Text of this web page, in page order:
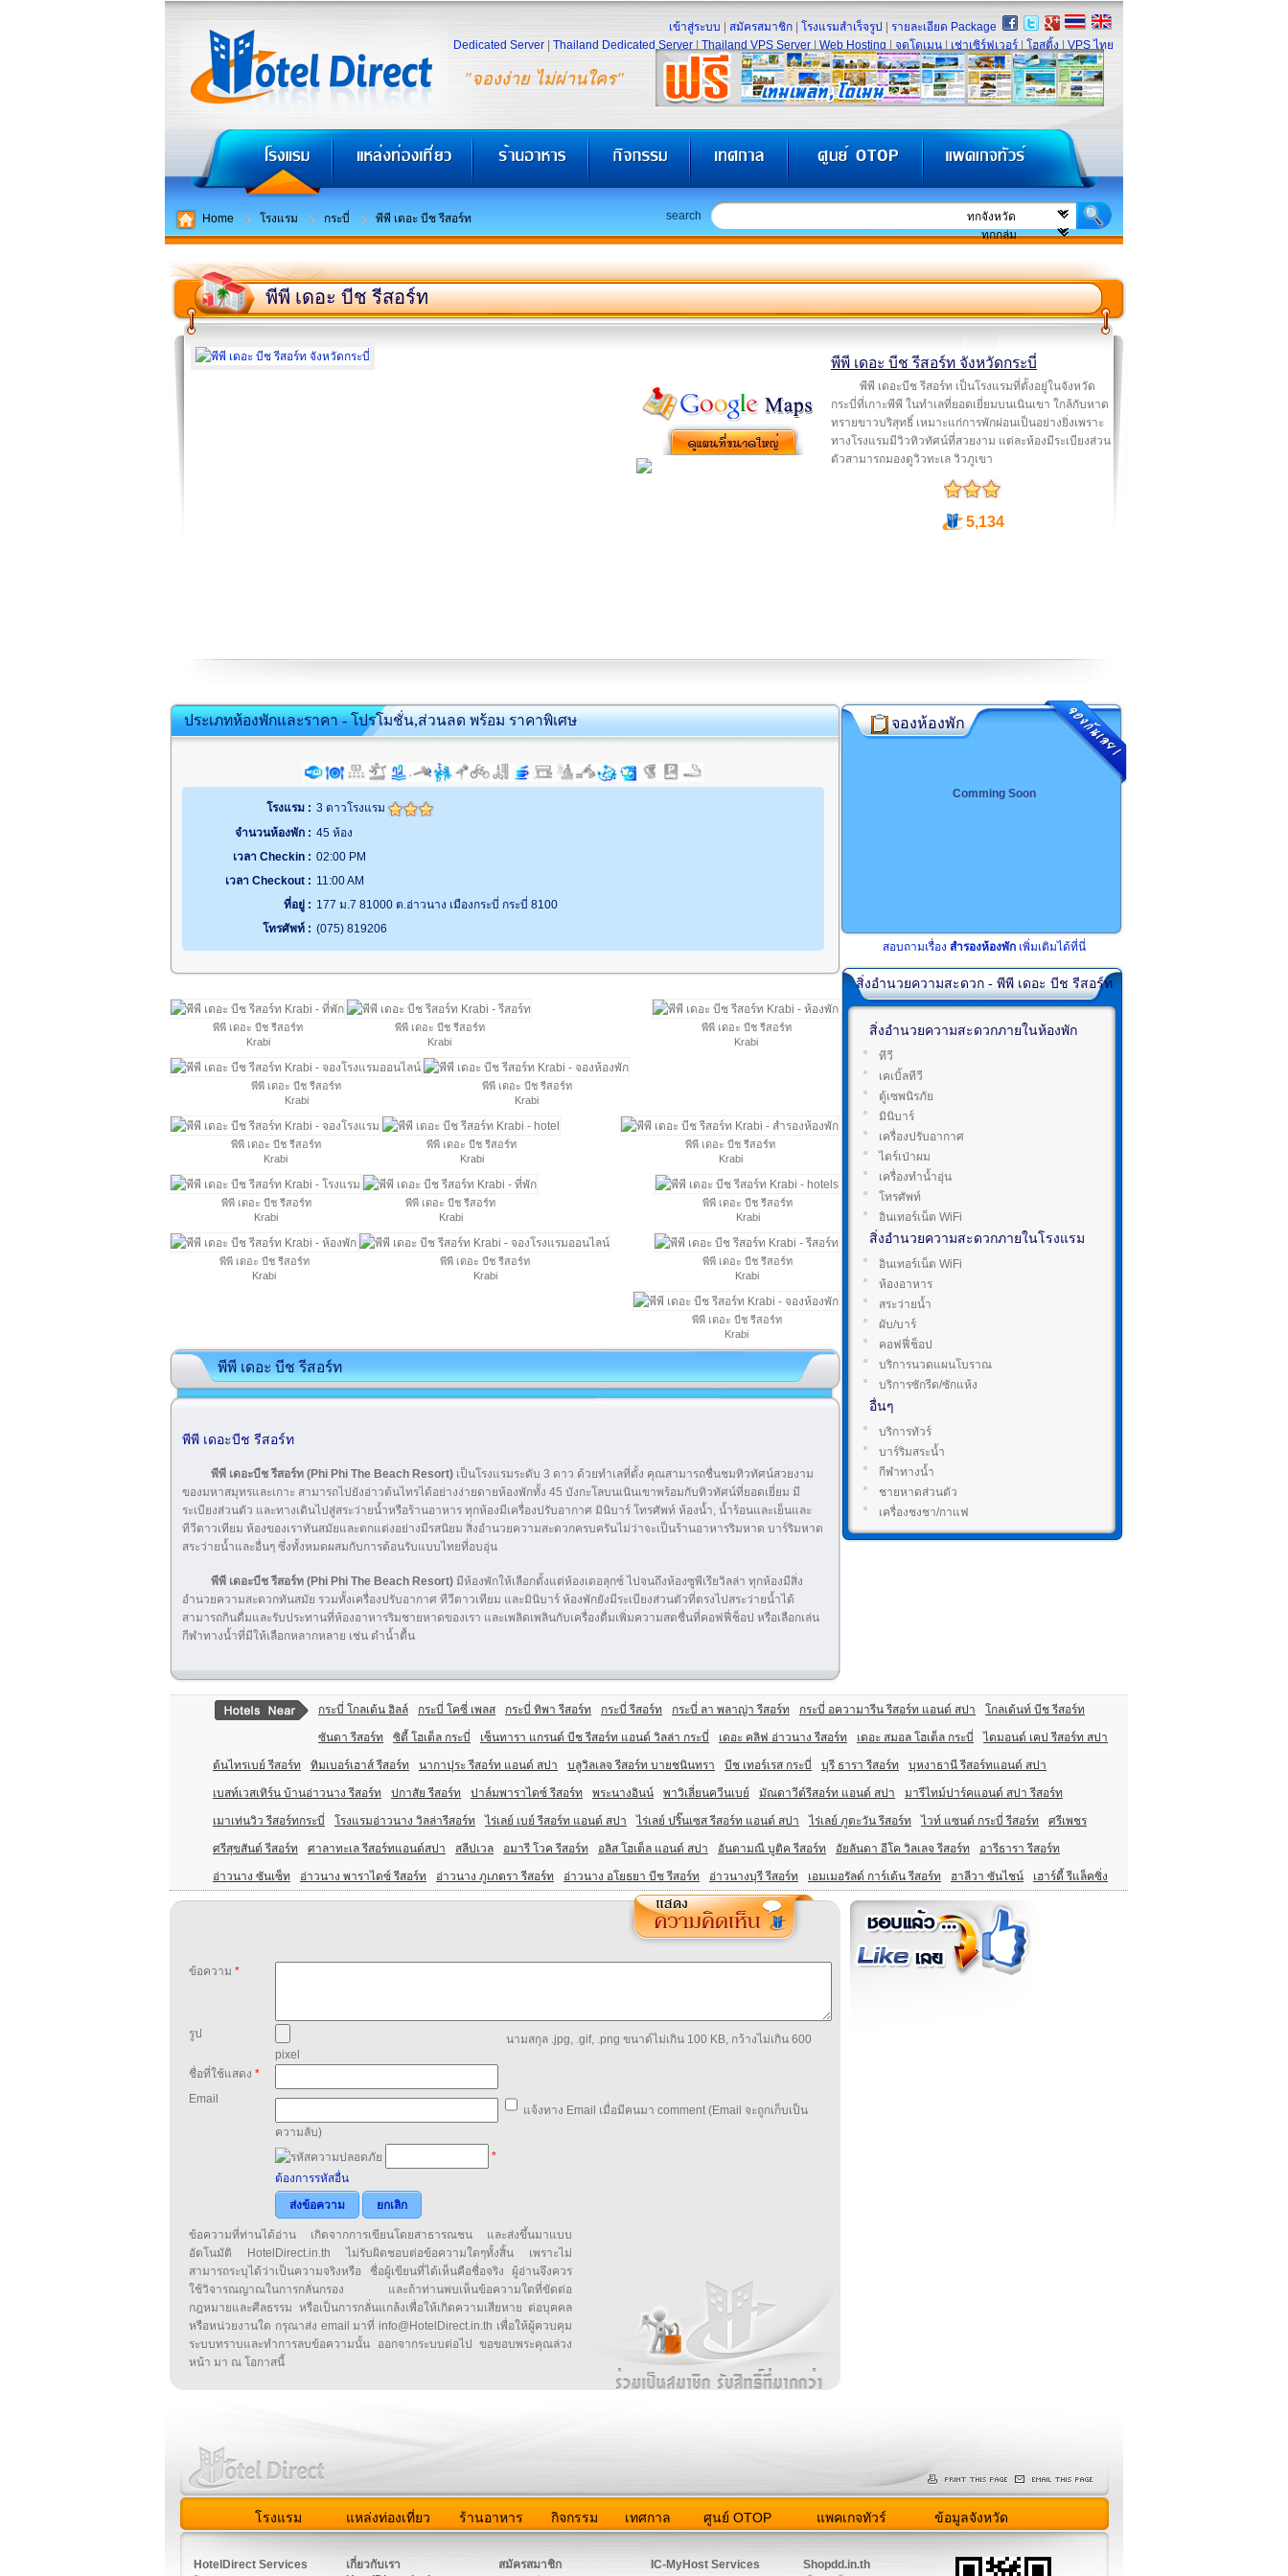
"จองง่าย ไม่ผ่านใคร"
เข้าสู่ระบบ สมัครสมาชิก โรงแรมสำเร็จรูป
รายละเอียด Package
Dedicated Server
Thailand Dedicated Server Thailand VPS Server Web Hosting จดโดเมน เช่าเซิร์ฟเวอร์ โฮสติ้ง VPS ไทย
Home โรงแรม กระบี่ พีพี เดอะ บีช รีสอร์ท search
พีพี เดอะ บีช รีสอร์ท
พีพี เดอะ บีช รีสอร์ท จังหวัดกระบี่
พีพี เดอะบีช รีสอร์ท เป็นโรงแรมที่ตั้งอยู่ในจังหวัด
กระบี่ที่เกาะพีพี ในทำเลที่ยอดเยี่ยมบนเนินเขา ใกล้กับหาด
ทรายขาวบริสุทธิ์ เหมาะแก่การพักผ่อนเป็นอย่างยิ่งเพราะ
ทางโรงแรมมีวิวทิวทัศน์ที่สวยงาม แต่ละห้องมีระเบียงส่วน
ตัวสามารถมองดูวิวทะเล วิวภูเขา
5,134
ประเภทห้องพักและราคา - โปรโมชั่น,ส่วนลด พร้อม ราคาพิเศษ
โรงแรม : 3 ดาวโรงแรม
จำนวนห้องพัก : 45 ห้อง
เวลา Checkin : 02:00 PM
เวลา Checkout : 11:00 AM
ที่อยู่ : 177 ม.7 81000 ต.อ่าวนาง เมืองกระบี่ กระบี่ 8100
โทรศัพท์ : (075) 819206
พีพี เดอะ บีช รีสอร์ท
Krabi
พีพี เดอะ บีช รีสอร์ท
Krabi
พีพี เดอะ บีช รีสอร์ท
Krabi
พีพี เดอะ บีช รีสอร์ท
Krabi
พีพี เดอะ บีช รีสอร์ท
Krabi
พีพี เดอะ บีช รีสอร์ท
Krabi
พีพี เดอะ บีช รีสอร์ท
Krabi
พีพี เดอะ บีช รีสอร์ท
Krabi
พีพี เดอะ บีช รีสอร์ท
Krabi
พีพี เดอะ บีช รีสอร์ท
Krabi
พีพี เดอะ บีช รีสอร์ท
Krabi
พีพี เดอะ บีช รีสอร์ท
Krabi
พีพี เดอะ บีช รีสอร์ท
Krabi
พีพี เดอะ บีช รีสอร์ท
Krabi
พีพี เดอะ บีช รีสอร์ท
Krabi
พีพี เดอะ บีช รีสอร์ท
พีพี เดอะบีช รีสอร์ท
พีพี เดอะบีช รีสอร์ท (Phi Phi The Beach Resort) เป็นโรงแรมระดับ 3 ดาว ด้วยทำเลที่ตั้ง คุณสามารถชื่นชมทิวทัศน์สวยงาม
ของมหาสมุทรและเกาะ สามารถไปยังอ่าวต้นไทรได้อย่างง่ายดายห้องพักทั้ง 45 บังกะโลบนเนินเขาพร้อมกับทิวทัศน์ที่ยอดเยี่ยม มี
ระเบียงส่วนตัว และทางเดินไปสู่​​สระว่ายน้ำหรือร้านอาหาร ทุกห้องมีเครื่องปรับอากาศ มินิบาร์ โทรศัพท์ ห้องน้ำ, น้ำร้อนและเย็นและ
ทีวีดาวเทียม ห้องของเราทันสมัยและตกแต่งอย่างมีรสนิยม สิ่งอำนวยความสะดวกครบครันไม่ว่าจะเป็นร้านอาหารริมหาด บาร์ริมหาด
สระว่ายน้ำและอื่นๆ ซึ่งทั้งหมดผสมกับการต้อนรับแบบไทยที่อบอุ่น
พีพี เดอะบีช รีสอร์ท (Phi Phi The Beach Resort) มีห้องพักให้เลือกตั้งแต่ห้องเดอลุกซ์ ไปจนถึงห้องซูพีเรียวิลล่า ทุกห้องมีสิ่ง
อำนวยความสะดวกทันสมัย รวมทั้งเครื่องปรับอากาศ ทีวีดาวเทียม และมินิบาร์ ห้องพักยังมีระเบียงส่วนตัวที่ตรงไปสระว่ายน้ำได้
สามารถกินดื่มและรับประทานที่ห้องอาหารริมชายหาดของเรา และเพลิดเพลินกับเครื่องดื่มเพิ่มความสดชื่นที่คอฟฟี่ช็อป หรือเลือกเล่น
กีฬาทางน้ำที่มีให้เลือกหลากหลาย เช่น ดำน้ำตื้น
จองห้องพัก
Comming Soon
สอบถามเรื่อง สำรองห้องพัก เพิ่มเติมได้ที่นี่
สิ่งอำนวยความสะดวก - พีพี เดอะ บีช รีสอร์ท
สิ่งอำนวยความสะดวกภายในห้องพัก
ทีวี
เคเบิ้ลทีวี
ตู้เซพนิรภัย
มินิบาร์
เครื่องปรับอากาศ
ไดร์เป่าผม
เครื่องทำน้ำอุ่น
โทรศัพท์
อินเทอร์เน็ต WiFi
สิ่งอำนวยความสะดวกภายในโรงแรม
อินเทอร์เน็ต WiFi
ห้องอาหาร
สระว่ายน้ำ
ผับ/บาร์
คอฟฟี่ช็อป
บริการนวดแผนโบราณ
บริการซักรีด/ซักแห้ง
อื่นๆ
บริการทัวร์
บาร์ริมสระน้ำ
กีฬาทางน้ำ
ชายหาดส่วนตัว
เครื่องชงชา/กาแฟ
กระบี่ โกลเด้น ฮิลล์ กระบี่ โคซี่ เพลส กระบี่ ทิพา รีสอร์ท กระบี่ รีสอร์ท กระบี่ ลา พลาญ่า รีสอร์ท กระบี่ อความารีน รีสอร์ท แอนด์ สปา โกลเด้นท์ บีช รีสอร์ท
ซันดา รีสอร์ท ซิตี้ โฮเต็ล กระบี่ เซ็นทารา แกรนด์ บีช รีสอร์ท แอนด์ วิลล่า กระบี่ เดอะ คลิฟ อ่าวนาง รีสอร์ท เดอะ สมอล โฮเต็ล กระบี่ ไดมอนด์ เคป รีสอร์ท สปา
ต้นไทรเบย์ รีสอร์ท ทิมเบอร์เฮาส์ รีสอร์ท นากาปุระ รีสอร์ท แอนด์ สปา บลูวิลเลจ รีสอร์ท บายชนินทรา บีช เทอร์เรส กระบี่ บุรี ธารา รีสอร์ท บุหงาธานี รีสอร์ทแอนด์ สปา
เบสท์เวสเทิร์น บ้านอ่าวนาง รีสอร์ท ปกาสัย รีสอร์ท ปาล์มพาราไดซ์ รีสอร์ท พระนางอินน์ พาวิเลี่ยนควีนเบย์ มัณดาวีต์รีสอร์ท แอนด์ สปา มารีไทม์ปาร์คแอนด์ สปา รีสอร์ท
เมาเท่นวิว รีสอร์ทกระบี่ โรงแรมอ่าวนาง วิลล่ารีสอร์ท ไร่เลย์ เบย์ รีสอร์ท แอนด์ สปา ไร่เลย์ ปริ๊นเซส รีสอร์ท แอนด์ สปา ไร่เลย์ ภูตะวัน รีสอร์ท ไวท์ แซนด์ กระบี่ รีสอร์ท ศรีเพชร
ศรีสุขสันต์ รีสอร์ท ศาลาทะเล รีสอร์ทแอนด์สปา สลีปเวล อมารี โวค รีสอร์ท อลิส โฮเต็ล แอนด์ สปา อันดามณี บูติค รีสอร์ท อัยลันดา อีโค วิลเลจ รีสอร์ท อารีธารา รีสอร์ท
อ่าวนาง ซันเซ็ท อ่าวนาง พาราไดซ์ รีสอร์ท อ่าวนาง ภูเภตรา รีสอร์ท อ่าวนาง อโยธยา บีช รีสอร์ท อ่าวนางบุรี รีสอร์ท เอมเมอรัลด์ การ์เด้น รีสอร์ท ฮาลีวา ซันไชน์ เฮาร์ดี้ รีแล็คซิ่ง
ข้อความ *
รูป
นามสกุล .jpg, .gif, .png ขนาด์ไม่เกิน 100 KB, กว้างไม่เกิน 600
pixel
ชื่อที่ใช้แสดง *
Email
แจ้งทาง Email เมื่อมีคนมา comment (Email จะถูกเก็บเป็น
ความลับ)
*
ต้องการรหัสอื่น
ส่งข้อความ
ยกเลิก
ข้อความที่ท่านได้อ่าน เกิดจากการเขียนโดยสาธารณชน และส่งขึ้นมาแบบ
อัตโนมัติ HotelDirect.in.th ไม่รับผิดชอบต่อข้อความใดๆทั้งสิ้น เพราะไม่
สามารถระบุได้ว่าเป็นความจริงหรือ ชื่อผู้เขียนที่ได้เห็นคือชื่อจริง ผู้อ่านจึงควร
ใช้วิจารณญาณในการกลั่นกรอง และถ้าท่านพบเห็นข้อความใดที่ขัดต่อ
กฎหมายและศีลธรรม หรือเป็นการกลั่นแกล้งเพื่อให้เกิดความเสียหาย ต่อบุคคล
หรือหน่วยงานใด กรุณาส่ง email มาที่ info@HotelDirect.in.th เพื่อให้ผู้ควบคุม
ระบบทราบและทำการลบข้อความนั้น ออกจากระบบต่อไป ขอขอบพระคุณล่วง
หน้า มา ณ โอกาสนี้
โรงแรม แหล่งท่องเที่ยว ร้านอาหาร กิจกรรม เทศกาล ศูนย์ OTOP แพคเกจทัวร์ ข้อมูลจังหวัด
HotelDirect Services
เกี่ยวกับเรา
สมัครสมาชิก
IC-MyHost Services
Shopdd.in.th